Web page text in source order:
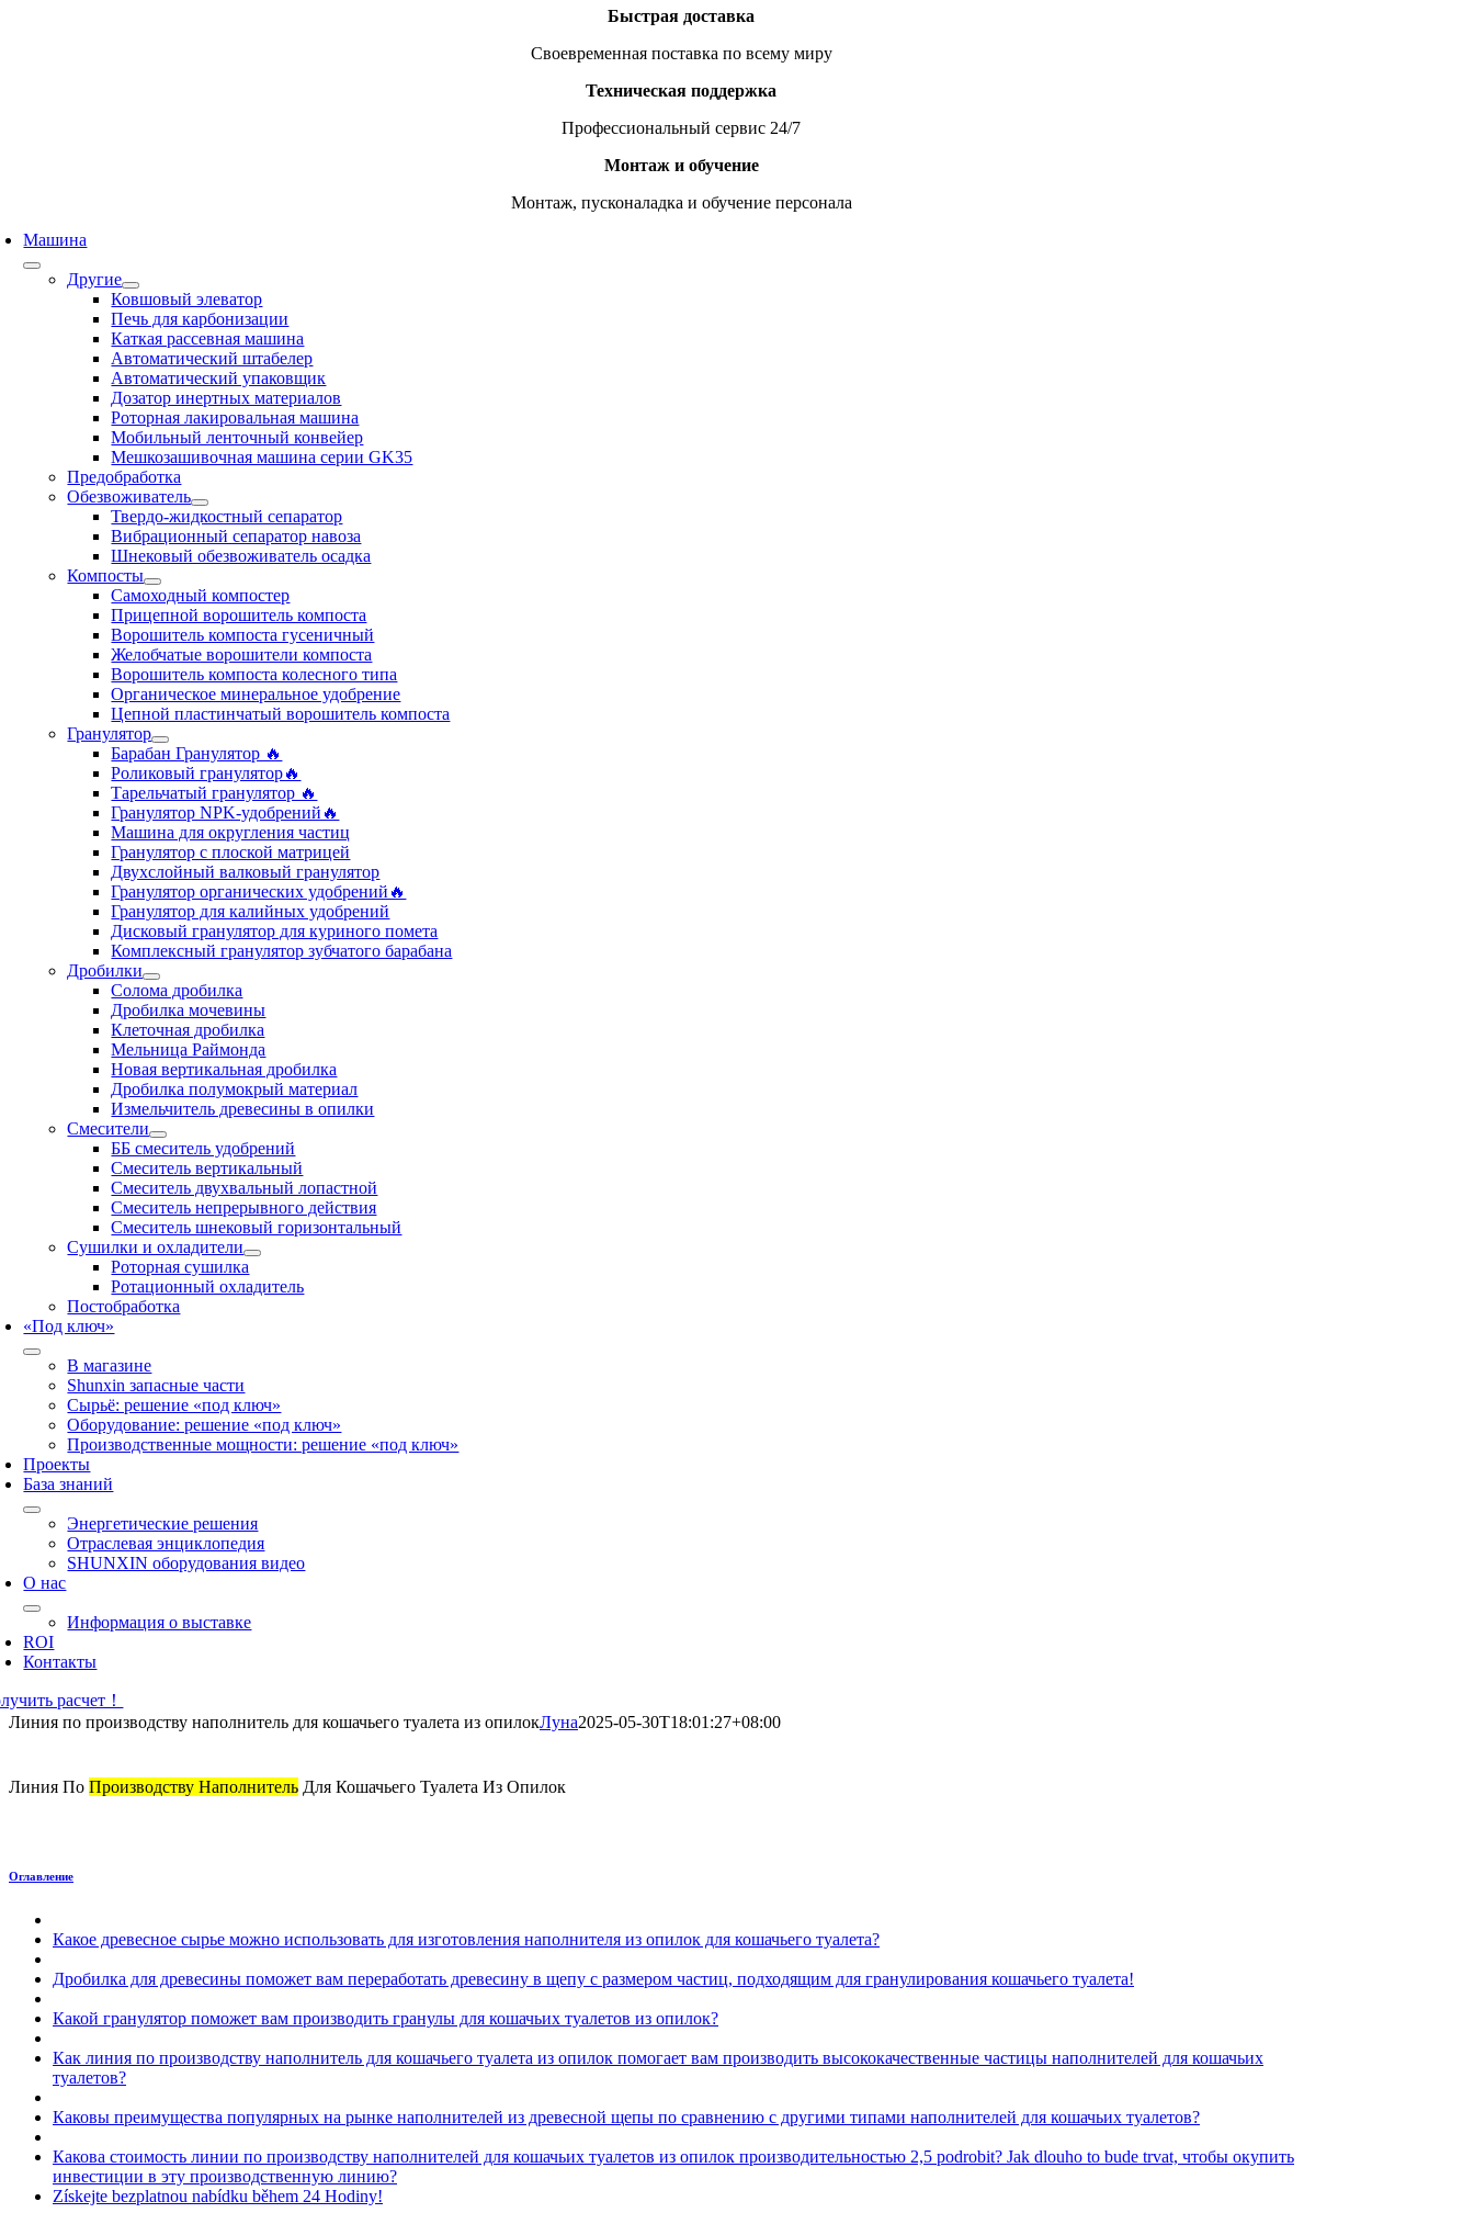
Быстрая доставка
Своевременная поставка по всему миру
Техническая поддержка
Профессиональный сервис 24/7
Монтаж и обучение
Монтаж, пусконаладка и обучение персонала
Машина
Другие
Ковшовый элеватор
Печь для карбонизации
Каткая рассевная машина
Автоматический штабелер
Автоматический упаковщик
Дозатор инертных материалов
Роторная лакировальная машина
Мобильный ленточный конвейер
Мешкозашивочная машина серии GK35
Предобработка
Обезвоживатель
Твердо-жидкостный сепаратор
Вибрационный сепаратор навоза
Шнековый обезвоживатель осадка
Компосты
Cамоходный компостер
Прицепной ворошитель компоста
Ворошитель компоста гусеничный
Желобчатые ворошители компоста
Ворошитель компоста колесного типа
Органическое минеральное удобрение
Цепной пластинчатый ворошитель компоста
Гранулятор
Барабан Гранулятор 🔥
Роликовый гранулятор🔥
Тарельчатый гранулятор ‍🔥
Гранулятор NPK-удобрений🔥
Машина для округления частиц
Гранулятор с плоской матрицей
Двухслойный валковый гранулятор
Гранулятор органических удобрений🔥
Гранулятор для калийных удобрений
Дисковый гранулятор для куриного помета
Комплексный гранулятор зубчатого барабана
Дробилки
Солома дробилка
Дробилка мочевины
Клеточная дробилка
Мельница Раймонда
Новая вертикальная дробилка
Дробилка полумокрый материал
Измельчитель древесины в опилки
Смесители
ББ смеситель удобрений
Смеситель вертикальный
Смеситель двухвальный лопастной
Смеситель непрерывного действия
Смеситель шнековый горизонтальный
Сушилки и охладители
Роторная сушилка
Ротационный охладитель
Постобработка
«Под ключ»
В магазине
Shunxin запасные части
Сырьё: решение «под ключ»
Оборудование: решение «под ключ»
Производственные мощности: решение «под ключ»
Проекты
База знаний
Энергетические решения
Отраслевая энциклопедия
SHUNXIN оборудования видео
О нас
Информация о выставке
ROI
Контакты
расчет！
Линия по производству наполнитель для кошачьего туалета из опилокЛуна2025-05-30T18:01:27+08:00
Линия По Производству Наполнитель Для Кошачьего Туалета Из Опилок
Оглавление
Какое древесное сырье можно использовать для изготовления наполнителя из опилок для кошачьего туалета?
Дробилка для древесины поможет вам переработать древесину в щепу с размером частиц, подходящим для гранулирования кошачьего туалета!
Какой гранулятор поможет вам производить гранулы для кошачьих туалетов из опилок?
Как линия по производству наполнитель для кошачьего туалета из опилок помогает вам производить высококачественные частицы наполнителей для кошачьих
туалетов?
Каковы преимущества популярных на рынке наполнителей из древесной щепы по сравнению с другими типами наполнителей для кошачьих туалетов?
Какова стоимость линии по производству наполнителей для кошачьих туалетов из опилок производительностью 2,5 podrobit? Jak dlouho to bude trvat, чтобы окупить
инвестиции в эту производственную линию?
Získejte bezplatnou nabídku během 24 Hodiny!